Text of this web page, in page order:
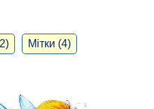
Мітки (4)